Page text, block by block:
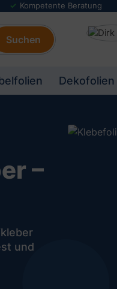
Folienmuster Service
Suchen
Dekofolien
–
und